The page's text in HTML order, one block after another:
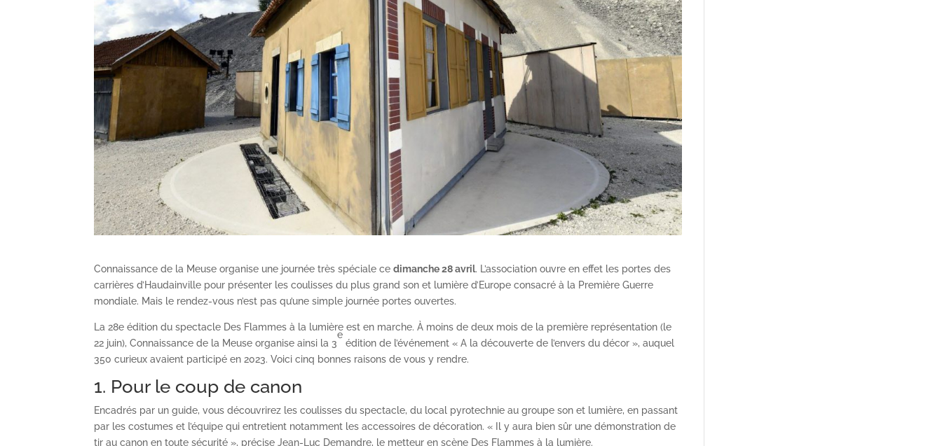
Connaissance de la Meuse organise une journée très spéciale cedimanche 28 avril. L’association ouvre en effet les portes des
carrières d’Haudainville pour présenter les coulisses du plus grand son et lumière d’Europe consacré à la Première Guerre
mondiale. Mais le rendez-vous n’est pas qu’une simple journée portes ouvertes.
La 28e édition du spectacle Des Flammes à la lumière est en marche. À moins de deux mois de la première représentation (le
22 juin), Connaissance de la Meuse organise ainsi la 3
e
édition de l’événement « A la découverte de l’envers du décor », auquel
350 curieux avaient participé en 2023. Voici cinq bonnes raisons de vous y rendre.
1. Pour le coup de canon
Encadrés par un guide, vous découvrirez les coulisses du spectacle, du local pyrotechnie au groupe son et lumière, en passant
par les costumes et l’équipe qui entretient notamment les accessoires de décoration. « Il y aura bien sûr une démonstration de
tir au canon en toute sécurité », précise Jean-Luc Demandre, le metteur en scène Des Flammes à la lumière.